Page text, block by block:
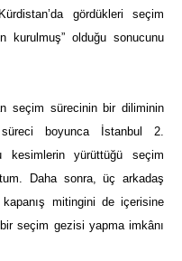
gördükleri seçim
kurulmuş” olduğu sonucunu
seçim sürecinin bir diliminin
süreci boyunca İstanbul 2.
kesimlerin yürüttüğü seçim
Daha sonra, üç arkadaş
mitingini de içerisine
seçim gezisi yapma imkânı